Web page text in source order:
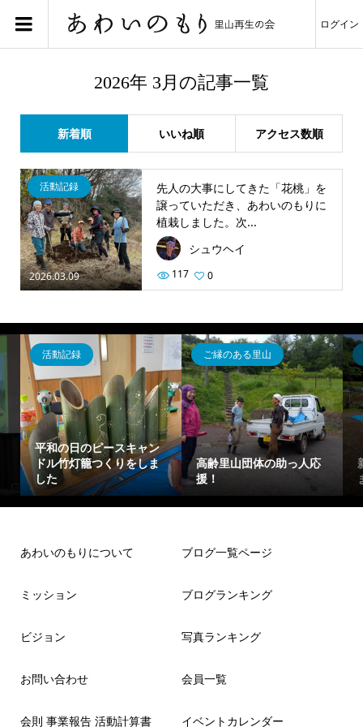
ログイン
2026年 3月の記事一覧
新着順 いいね順 アクセス数順
2026.03.09
活動記録
先人の大事にしてきた「花桃」を
譲っていただき、あわいのもりに
植栽しました。次...
シュウヘイ
117 0
活動記録
平和の日のピースキャン
ドル竹灯籠つくりをしま
した
ご縁のある里山
高齢里山団体の助っ人応
援！
あわいのもりについて
ミッション
ビジョン
お問い合わせ
会則 事業報告 活動計算書
ブログ一覧ページ
ブログランキング
写真ランキング
会員一覧
イベントカレンダー